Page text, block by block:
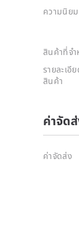
ความนิยม
สินค้าที่จำ
รายละเอี
สินค้า
ค่าจัด
ค่าจัดส่ง